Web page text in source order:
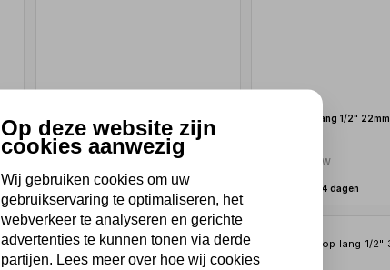
Impact dop lang 1/2" 21mm
6,96
Impact dop lang 1/2" 22mm
6,20 excl. BTW
Binnen 2-4 dagen
Op deze website zijn
cookies aanwezig
Wij gebruiken cookies om uw
gebruikservaring te optimaliseren, het
webverkeer te analyseren en gerichte
advertenties te kunnen tonen via derde
partijen. Lees meer over hoe wij cookies